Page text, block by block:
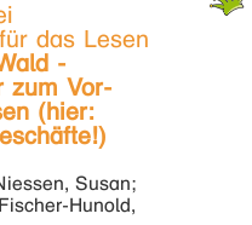
das Lesen
-
zum Vor-
(hier:
Susan;
Hunold,